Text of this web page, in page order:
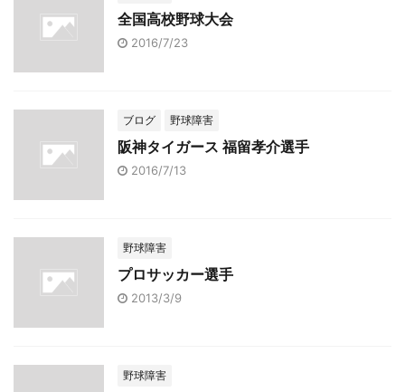
全国高校野球大会
2016/7/23
ブログ 野球障害
阪神タイガース 福留孝介選手
2016/7/13
野球障害
プロサッカー選手
2013/3/9
野球障害